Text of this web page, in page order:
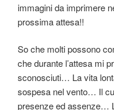
immagini da imprimere
prossima attesa!!
So che molti possono
che durante l’attesa mi
sconosciuti… La vita
sospesa nel vento… Il
presenze ed assenze…